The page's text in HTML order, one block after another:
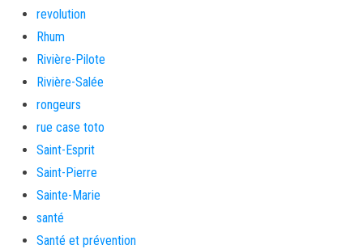
revolution
Rhum
Rivière-Pilote
Rivière-Salée
rongeurs
rue case toto
Saint-Esprit
Saint-Pierre
Sainte-Marie
santé
Santé et prévention